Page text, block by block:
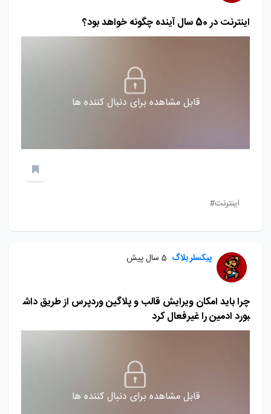
اینترنت در 50 سال آینده چگونه خواهد بود؟
قابل مشاهده برای دنبال کننده ها
اینترنت#
پیکسلر بلاگ 5 سال پیش
چرا باید امکان ویرایش قالب و پلاگین وردپرس از طریق داش
بورد ادمین را غیرفعال کرد
قابل مشاهده برای دنبال کننده ها